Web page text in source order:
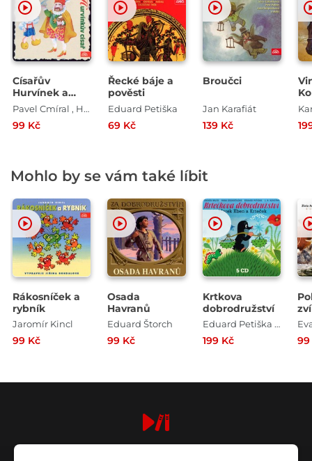
Císařův
Hurvínek a
Hurvínkův
Pavel Cmíral , Helena Stachová
99 Kč
Řecké báje a
pověsti
Eduard Petiška
69 Kč
Broučci
Jan Karafiát
139 Kč
Mohlo by se vám také líbit
Rákosníček a
rybník
Jaromír Kincl
99 Kč
Osada
Havranů
Eduard Štorch
99 Kč
Krtkova
dobrodružství
Eduard Petiška , Zdeněk Miler
199 Kč 99